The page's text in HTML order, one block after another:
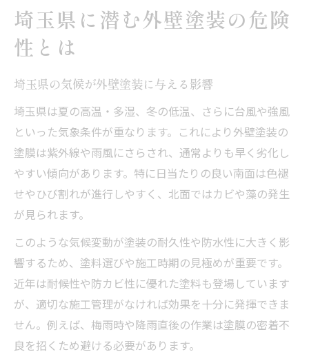
発がん性物質を含む外壁塗装材料の危険性
外壁塗装作業中に注意すべき健康リスク
安全な外壁塗装を選ぶ塗料選択のポイント
外壁塗装に伴う微粉塵吸入のリスク対策
家族の健康を守る外壁塗装の安全基準
信頼性重視なら外壁塗装の選定ポイント解説
信頼できる外壁塗装業者の見極め方
外壁塗装の保証内容で確認すべき事項
施工管理体制で差がつく外壁塗装の品質
埼玉県の気候に適した外壁塗装の選択法
口コミや実績から外壁塗装業者を評価
悪質業者の手口から身を守る外壁塗装対策
外壁塗装で多い悪質業者の特徴と回避策
見積もりの不明瞭な外壁塗装業者に注意
契約を急かす外壁塗装業者の心理戦防止
埼玉県に潜む外壁塗装の危険
性とは
埼玉県の気候が外壁塗装に与える影響
埼玉県は夏の高温・多湿、冬の低温、さらに台風や強風
といった気象条件が重なります。これにより外壁塗装の
塗膜は紫外線や雨風にさらされ、通常よりも早く劣化し
やすい傾向があります。特に日当たりの良い南面は色褪
せやひび割れが進行しやすく、北面ではカビや藻の発生
が見られます。
このような気候変動が塗装の耐久性や防水性に大きく影
響するため、塗料選びや施工時期の見極めが重要です。
近年は耐候性や防カビ性に優れた塗料も登場しています
が、適切な施工管理がなければ効果を十分に発揮できま
せん。例えば、梅雨時や降雨直後の作業は塗膜の密着不
良を招くため避ける必要があります。